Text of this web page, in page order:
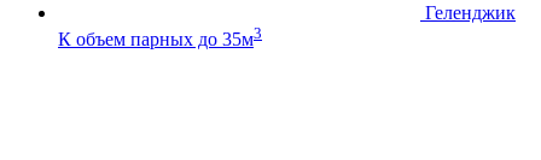
Геленджик
К объем парных до 35м3